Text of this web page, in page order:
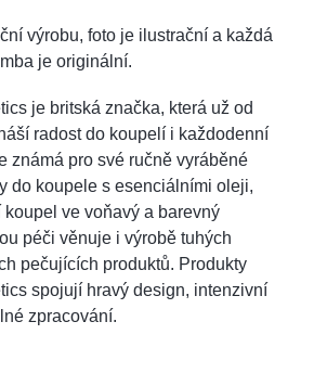
výrobu, foto je ilustrační a každá
je originální.
je britská značka, která už od
radost do koupelí i každodenní
známá pro své ručně vyráběné
do koupele s esenciálními oleji,
koupel ve voňavý a barevný
péči věnuje i výrobě tuhých
pečujících produktů. Produkty
spojují hravý design, intenzivní
zpracování.